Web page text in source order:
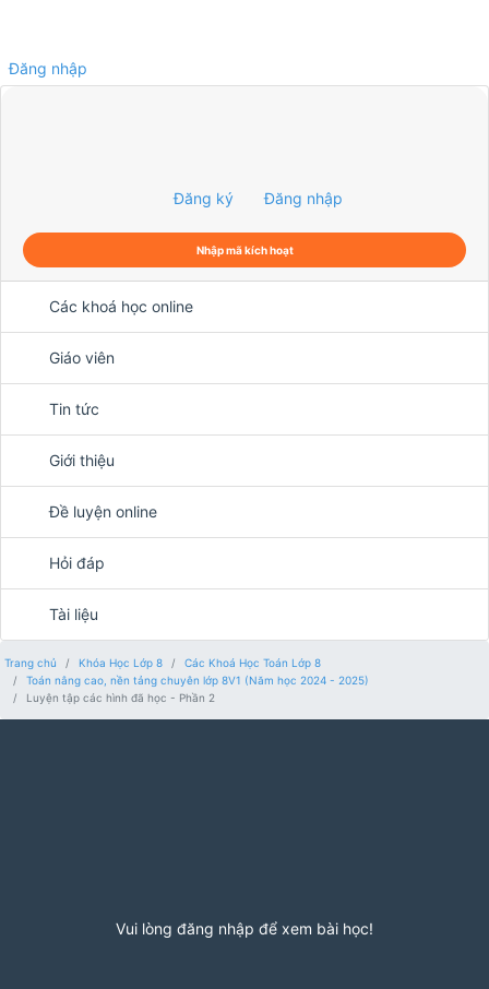
Đăng nhập
Đăng ký Đăng nhập
Nhập mã kích hoạt
Các khoá học online
Giáo viên
Tin tức
Giới thiệu
Đề luyện online
Hỏi đáp
Tài liệu
Trang chủ Khóa Học Lớp 8
Các Khoá Học Toán Lớp 8
Toán nâng cao, nền tảng chuyên lớp 8V1 (Năm học 2024 - 2025)
Luyện tập các hình đã học - Phần 2
Vui lòng đăng nhập để xem bài học!